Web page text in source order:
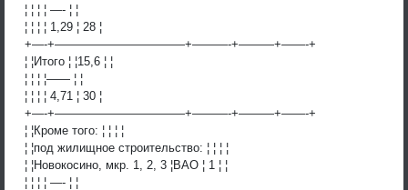
¦ ¦ ¦ ¦ —- ¦ ¦
¦ ¦ ¦ ¦ 1,29 ¦ 28 ¦
+—-+———————————+———-+———+——-+
¦ ¦Итого ¦ ¦15,6 ¦ ¦
¦ ¦ ¦ ¦—— ¦ ¦
¦ ¦ ¦ ¦ 4,71 ¦ 30 ¦
+—-+———————————+———-+———+——-+
¦ ¦Кроме того: ¦ ¦ ¦ ¦
¦ ¦под жилищное строительство: ¦ ¦ ¦ ¦
¦ ¦Новокосино, мкр. 1, 2, 3 ¦ВАО ¦ 1 ¦ ¦
¦ ¦ ¦ ¦ —- ¦ ¦